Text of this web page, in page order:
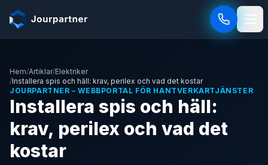
Hoppa till innehåll
Hem/Artiklar/Elektriker
/Installera spis och häll: krav, perilex och vad det kostar
JOURPARTNER – WEBBPORTAL FÖR HANTVERKARTJÄNSTER
Installera spis och häll:
krav, perilex och vad det
kostar